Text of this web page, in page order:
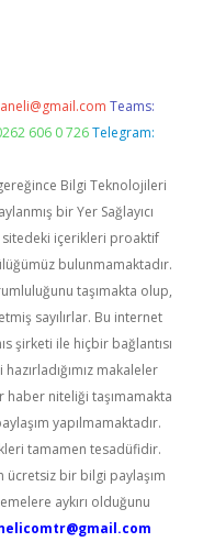
Teams:
606 0 726 Telegram:
Bilgi Teknolojileri
bir Yer Sağlayıcı
içerikleri proaktif
bulunmamaktadır.
taşımakta olup,
sayılırlar. Bu internet
şirketi ile hiçbir bağlantısı
makaleler
haber niteliği taşımamakta
yapılmamaktadır.
tamamen tesadüfidir.
ücretsiz bir bilgi paylaşım
aykırı olduğunu